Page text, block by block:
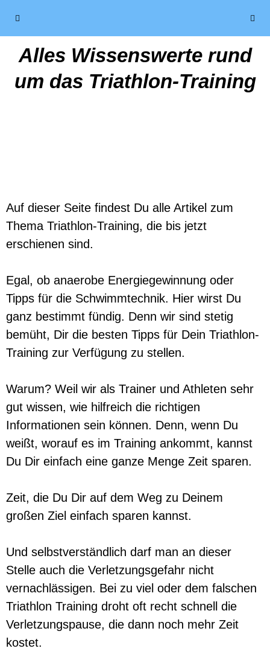
Alles Wissenswerte rund
um das Triathlon-Training
Auf dieser Seite findest Du alle Artikel zum
Thema Triathlon-Training, die bis jetzt
erschienen sind.
Egal, ob anaerobe Energiegewinnung oder
Tipps für die Schwimmtechnik. Hier wirst Du
ganz bestimmt fündig. Denn wir sind stetig
bemüht, Dir die besten Tipps für Dein Triathlon-
Training zur Verfügung zu stellen.
Warum? Weil wir als Trainer und Athleten sehr
gut wissen, wie hilfreich die richtigen
Informationen sein können. Denn, wenn Du
weißt, worauf es im Training ankommt, kannst
Du Dir einfach eine ganze Menge Zeit sparen.
Zeit, die Du Dir auf dem Weg zu Deinem
großen Ziel einfach sparen kannst.
Und selbstverständlich darf man an dieser
Stelle auch die Verletzungsgefahr nicht
vernachlässigen. Bei zu viel oder dem falschen
Triathlon Training droht oft recht schnell die
Verletzungspause, die dann noch mehr Zeit
kostet.